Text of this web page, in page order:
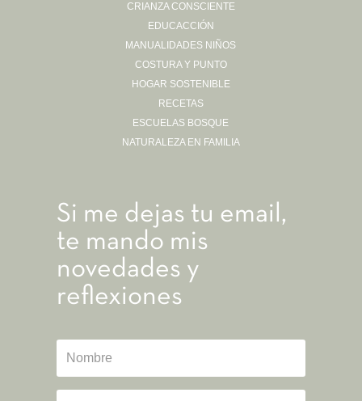
CRIANZA CONSCIENTE
EDUCACCIÓN
MANUALIDADES NIÑOS
COSTURA Y PUNTO
HOGAR SOSTENIBLE
RECETAS
ESCUELAS BOSQUE
NATURALEZA EN FAMILIA
Si me dejas tu email,
te mando mis
novedades y
reflexiones